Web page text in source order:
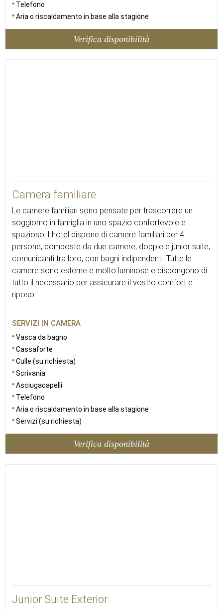
Telefono
Aria o riscaldamento in base alla stagione
Verifica disponibilità
Camera familiare
Le camere familiari sono pensate per trascorrere un
soggiorno in famiglia in uno spazio confortevole e
spazioso. L'hotel dispone di camere familiari per 4
persone, composte da due camere, doppie e junior suite,
comunicanti tra loro, con bagni indipendenti. Tutte le
camere sono esterne e molto luminose e dispongono di
tutto il necessario per assicurare il vostro comfort e
riposo.
SERVIZI IN CAMERA
Vasca da bagno
Cassaforte
Culle (su richiesta)
Scrivania
Asciugacapelli
Telefono
Aria o riscaldamento in base alla stagione
Servizi (su richiesta)
Verifica disponibilità
Junior Suite Exterior